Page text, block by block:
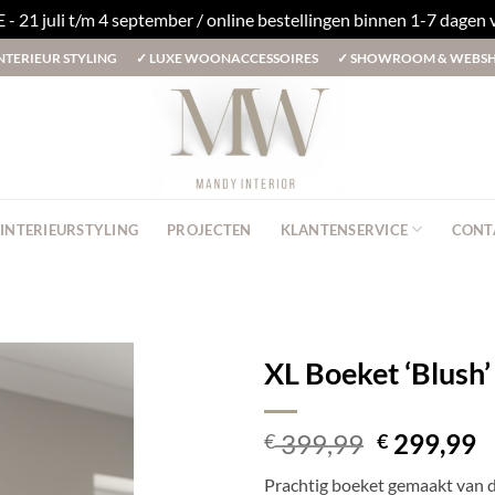
- 21 juli t/m 4 september / online bestellingen binnen 1-7 dagen
STYLING ✓ LUXE WOONACCESSOIRES ✓ SHOWROOM &
INTERIEURSTYLING PROJECTEN KLANTENSERVICE
XL Boeket ‘Blush’
€399,99 € 299,99
Prachtig boeket gemaakt van